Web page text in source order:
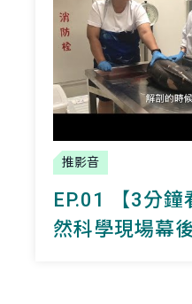
推影音
EP.01 【3分
然科學現場幕